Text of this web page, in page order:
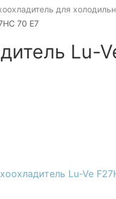
для
70 E7
Lu-